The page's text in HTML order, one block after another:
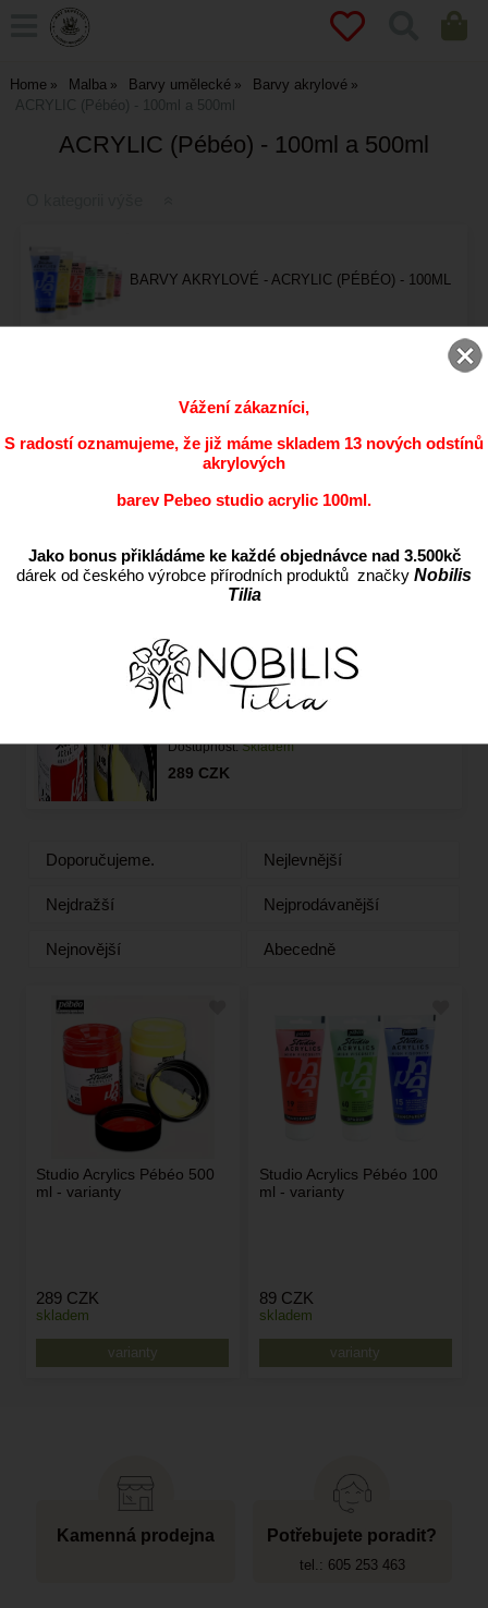
Home Malba Barvy umělecké
Barvy akrylové
ACRYLIC (Pébéo) - 100ml a 500ml
ACRYLIC (Pébéo) - 100ml a 500ml
BARVY AKRYLOVÉ - ACRYLIC (PÉBÉO) - 100ML
(Pébéo) - 100ml a 500ml
Studio Acrylics Pébéo 100 ml -
varianty
Dostupnost:Skladem
Studio Acrylics Pébéo 500 ml -
Dostupnost:Skladem
289 CZK
Doporučujeme. Nejlevnější
Nejdražší Nejprodávanější
Nejnovější Abecedně
Studio Acrylics Pébéo 500
ml - varianty
skladem
varianty
289 CZK
Studio Acrylics Pébéo 100
ml - varianty
skladem
varianty
89 CZK
Kamenná prodejna Potřebujete poradit?
tel.: 605 253 463
Vážení zákazníci,
S radostí oznamujeme, že již máme skladem 13 nových odstínů
akrylových
barev Pebeo studio acrylic 100ml.
Jako bonus přikládáme ke každé objednávce nad 3.500kč
dárek od českého výrobce přírodních produktů značky Nobilis
Tilia